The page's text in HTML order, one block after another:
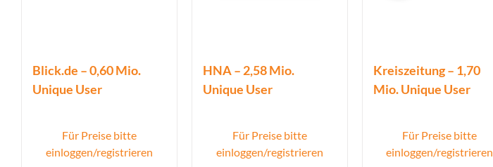
Blick.de – 0,60 Mio.
Unique User
Für Preise bitte
einloggen/registrieren
HNA – 2,58 Mio.
Unique User
Für Preise bitte
einloggen/registrieren
Kreiszeitung – 1,70
Mio. Unique User
Für Preise bitte
einloggen/registrieren